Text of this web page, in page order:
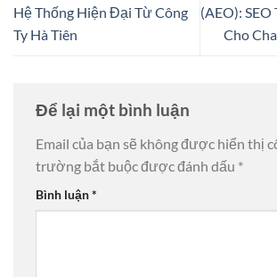
Hệ Thống Hiện Đại Từ Công
Ty Hà Tiên
(AEO):
Cho
Để lại một bình luận
Email của bạn sẽ không được hiển thị
trường bắt buộc được đánh dấu *
Bình luận*